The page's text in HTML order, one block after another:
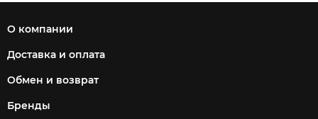
О компании
Доставка и оплата
Обмен и возврат
Бренды